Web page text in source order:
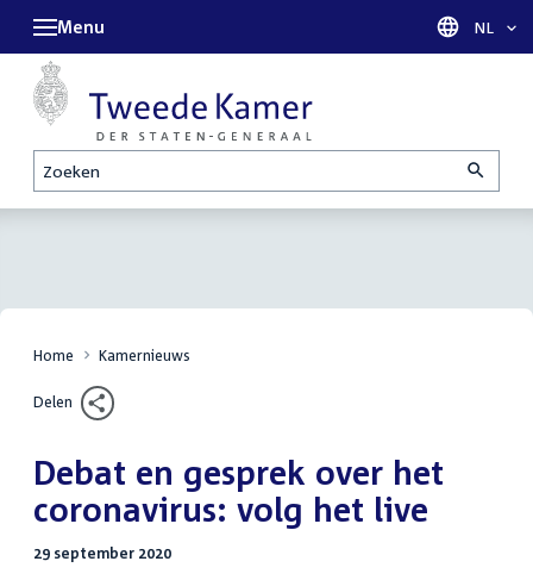
Zoeken
Menu Taal
NL
Home Kamernieuws
Delen
Debat en gesprek over het
coronavirus: volg het live
29 september 2020